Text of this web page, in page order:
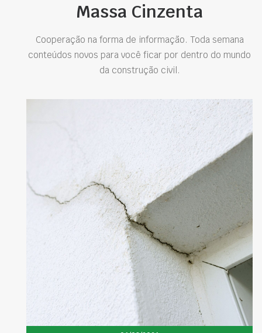
Massa Cinzenta
Cooperação na forma de informação. Toda semana
conteúdos novos para você ficar por dentro do mundo
da construção civil.